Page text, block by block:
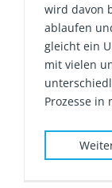
wird davon
ablaufen
gleicht ein
mit vielen
Prozesse in